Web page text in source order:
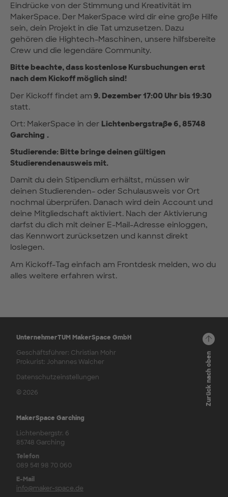
Eindrücke von der Stimmung und Kreativität im
MakerSpace. Der MakerSpace wird dir eine große Hilfe
sein, dein Projekt in die Tat umzusetzen. Dazu
gehören die Hightech-Maschinen, unsere hilfsbereite
Crew und die legendäre Community.
Bitte beachte, dass kostenlose Kursbuchungen erst
nach dem Kickoff möglich sind!
Der Kickoff findet am 9. Dezember 17:00 Uhr bis 19:30
statt.
Ort: MakerSpace in der Lichtenbergstraße 6, 85748
Garching .
Studierende: Bitte bringe deinen gültigen
Studierendenausweis mit.
Damit du dein Stipendium erhältst, müssen wir
deinen Studierenden- oder Schulausweis vor Ort
nochmal überprüfen. Danach wird dein Account und
deine Mitgliedschaft aktiviert. Nach der Aktivierung
darfst du dich mit deiner E-Mail-Adresse einloggen,
das Kennwort zurücksetzen und kannst direkt
loslegen.
Am Kickoff-Tag einfach am Frontdesk melden, wo du
alles weitere erfahren wirst.
UnternehmerTUM MakerSpace GmbH
Geschäftsführer: Christian Mohr
Prokurist: Johannes Walcher
Datenschutzeinstellungen
© 2026
MakerSpace Garching
Lichtenbergstr. 6
85748 Garching
Telefon
089 541 98 70 060
E-Mail
info@maker-space.de
Zurück nach oben